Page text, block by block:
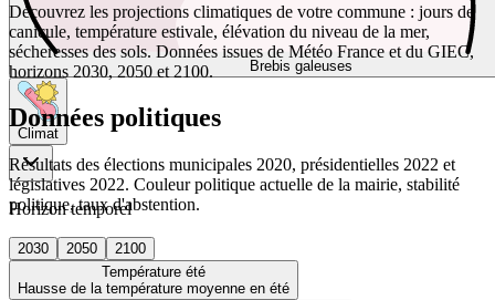
Brebis galeuses
Climat
Horizon temporel
2030 2050
2100
Température été
Hausse de la température moyenne en été
Découvrez les projections climatiques de votre commune : jours de
canicule, température estivale, élévation du niveau de la mer,
sécheresses des sols. Données issues de Météo France et du GIEC,
horizons 2030, 2050 et 2100.
Données politiques
Résultats des élections municipales 2020, présidentielles 2022 et
législatives 2022. Couleur politique actuelle de la mairie, stabilité
politique, taux d'abstention.